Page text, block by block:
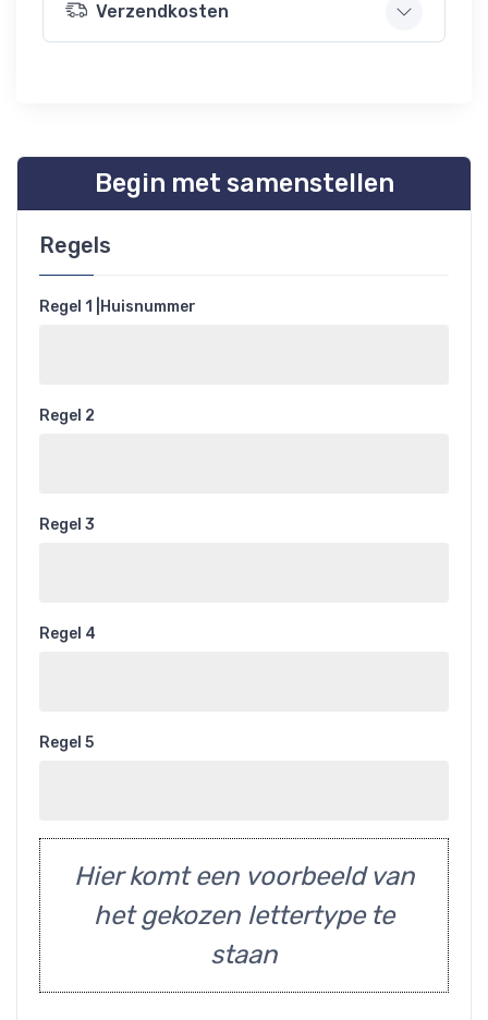
Verzendkosten
Begin met samenstellen
Regels
Regel 1 |Huisnummer
Regel 2
Regel 3
Regel 4
Regel 5
Hier komt een voorbeeld van
het gekozen lettertype te
staan